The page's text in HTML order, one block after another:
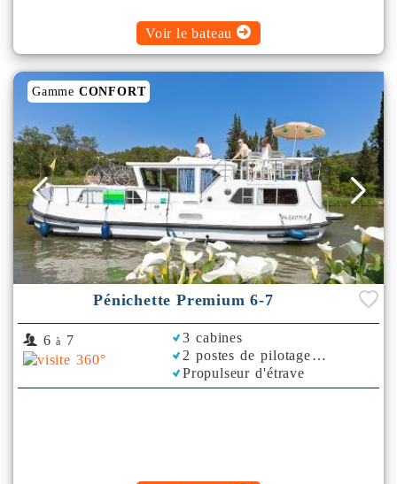
Voir le bateau
Gamme CONFORT
Pénichette Premium 6-7
6 à 7
3 cabines
2 postes de pilotage
Propulseur d'étrave